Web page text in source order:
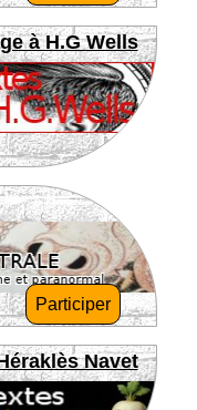
à H.G Wells
Participer
Navet